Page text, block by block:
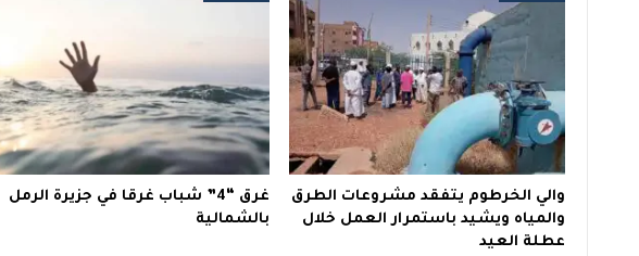
والي الخرطوم يتفقد مشروعات الطرق
والمياه ويشيد باستمرار العمل خلال
عطلة العيد
غرق “4” شباب غرقا في جزيرة الرمل
بالشمالية